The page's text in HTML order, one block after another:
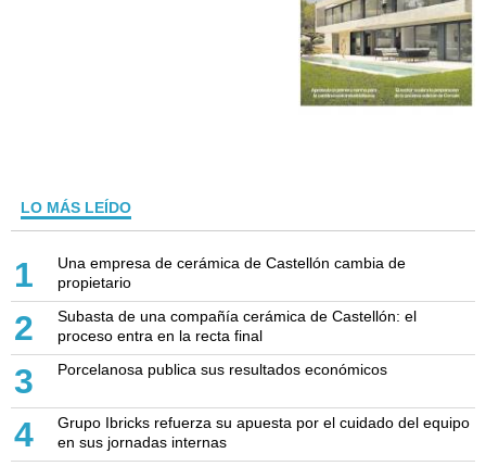
LO MÁS LEÍDO
1
Una empresa de cerámica de Castellón cambia de
propietario
2
Subasta de una compañía cerámica de Castellón: el
proceso entra en la recta final
3 Porcelanosa publica sus resultados económicos
4
Grupo Ibricks refuerza su apuesta por el cuidado del equipo
en sus jornadas internas